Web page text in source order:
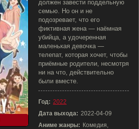
должен завести поддельную
семью. Но он и не
подозревает, что его
фиктивная жена — наёмная
убийца, а удочеренная
маленькая девочка —
телепат, которая хочет, чтобы
приёмные родители, несмотря
ни на что, действительно
были вместе.
Год: 2022
Дата выхода: 2022-04-09
Аниме жанры: Комедия,